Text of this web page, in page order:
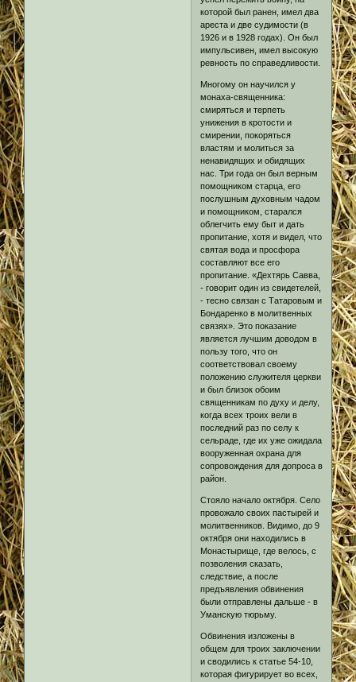
которой был ранен, имел два
ареста и две судимости (в
1926 и в 1928 годах). Он был
импульсивен, имел высокую
ревность по справедливости.
Многому он научился у
монаха-священника:
смиряться и терпеть
унижения в кротости и
смирении, покоряться
властям и молиться за
ненавидящих и обидящих
нас. Три года он был верным
помощником старца, его
послушным духовным чадом
и помощником, старался
облегчить ему быт и дать
пропитание, хотя и видел, что
святая вода и просфора
составляют все его
пропитание. «Дехтярь Савва,
- говорит один из свидетелей,
- тесно связан с Татаровым и
Бондаренко в молитвенных
связях». Это показание
является лучшим доводом в
пользу того, что он
соответствовал своему
положению служителя церкви
и был близок обоим
священникам по духу и делу,
когда всех троих вели в
последний раз по селу к
сельраде, где их уже ожидала
вооруженная охрана для
сопровождения для допроса в
район.
Стояло начало октября. Село
провожало своих пастырей и
молитвенников. Видимо, до 9
октября они находились в
Монастырище, где велось, с
позволения сказать,
следствие, а после
предъявления обвинения
были отправлены дальше - в
Уманскую тюрьму.
Обвинения изложены в
общем для троих заключении
и сводились к статье 54-10,
которая фигурирует во всех,